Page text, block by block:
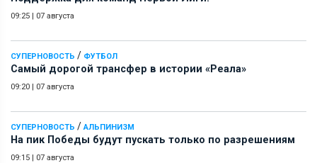
09:25 | 07 августа
СУПЕРНОВОСТЬ / ФУТБОЛ
Самый дорогой трансфер в истории «Реала»
09:20 | 07 августа
СУПЕРНОВОСТЬ / АЛЬПИНИЗМ
На пик Победы будут пускать только по разрешениям
09:15 | 07 августа